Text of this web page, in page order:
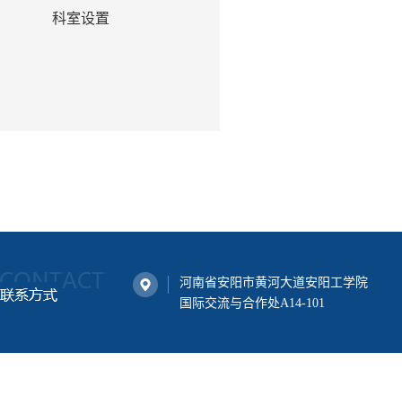
科室设置
河南省安阳市黄河大道安阳工学院
国际交流与合作处A14-101